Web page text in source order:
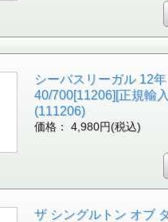
シーバスリーガル 12
40/700[11206][正規輸入
(111206)
価格： 4,980円(税込)
ザ シングルトン オブ